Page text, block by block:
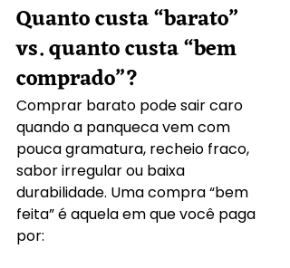
Quanto custa “barato”
vs. quanto custa “bem
comprado”?
Comprar barato pode sair caro
quando a panqueca vem com
pouca gramatura, recheio fraco,
sabor irregular ou baixa
durabilidade. Uma compra “bem
feita” é aquela em que você paga
por: